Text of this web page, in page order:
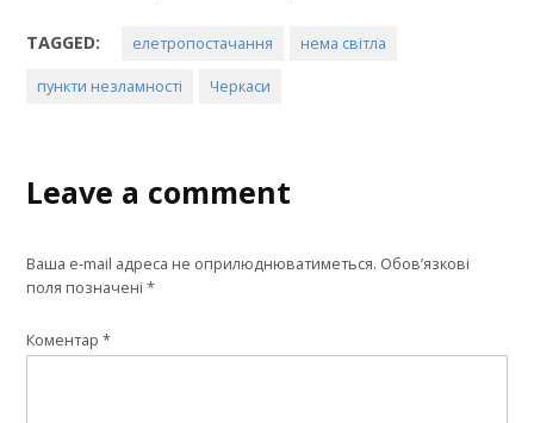
TAGGED: елетропостачання нема світла
пункти незламності Черкаси
Leave a comment
Ваша e-mail адреса не оприлюднюватиметься. Обов’язкові
поля позначені*
Коментар*